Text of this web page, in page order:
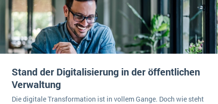
Stand der Digitalisierung in der öffentlichen
Verwaltung
Die digitale Transformation ist in vollem Gange. Doch wie steht